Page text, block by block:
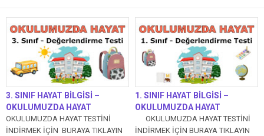
3. SINIF HAYAT BİLGİSİ –
OKULUMUZDA HAYAT
OKULUMUZDA HAYAT TESTİNİ
İNDİRMEK İÇİN BURAYA TIKLAYIN
1. SINIF HAYAT BİLGİSİ –
OKULUMUZDA HAYAT
OKULUMUZDA HAYAT TESTİNİ
İNDİRMEK İÇİN BURAYA TIKLAYIN